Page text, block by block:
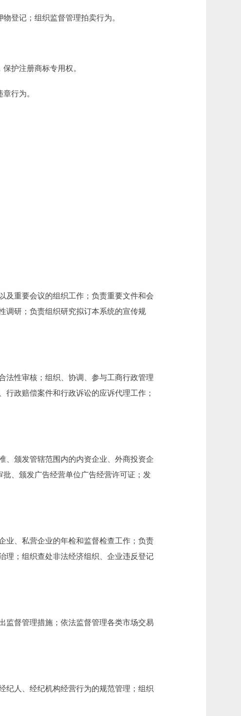
登记；组织监督管理拍卖行为。
护注册商标专用权。
行为。
重要会议的组织工作；负责重要文件和会
调研；负责组织研究拟订本系统的宣传规
性审核；组织、协调、参与工商行政管理
政赔偿案件和行政诉讼的应诉代理工作；
颁发管辖范围内的内资企业、外商投资企
、颁发广告经营单位广告经营许可证；发
、私营企业的年检和监督检查工作；负责
理；组织查处非法经济组织、企业违反登记
督管理措施；依法监督管理各类市场交易
人、经纪机构经营行为的规范管理；组织